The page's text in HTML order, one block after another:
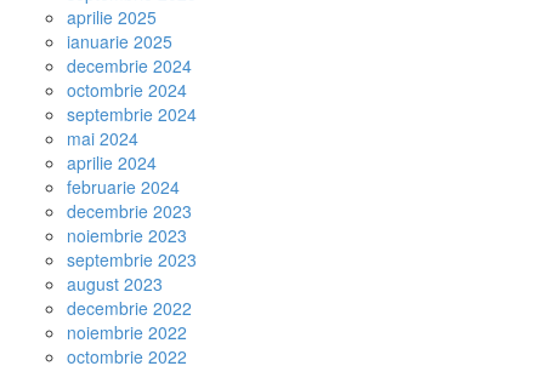
aprilie 2025
ianuarie 2025
decembrie 2024
octombrie 2024
septembrie 2024
mai 2024
aprilie 2024
februarie 2024
decembrie 2023
noiembrie 2023
septembrie 2023
august 2023
decembrie 2022
noiembrie 2022
octombrie 2022